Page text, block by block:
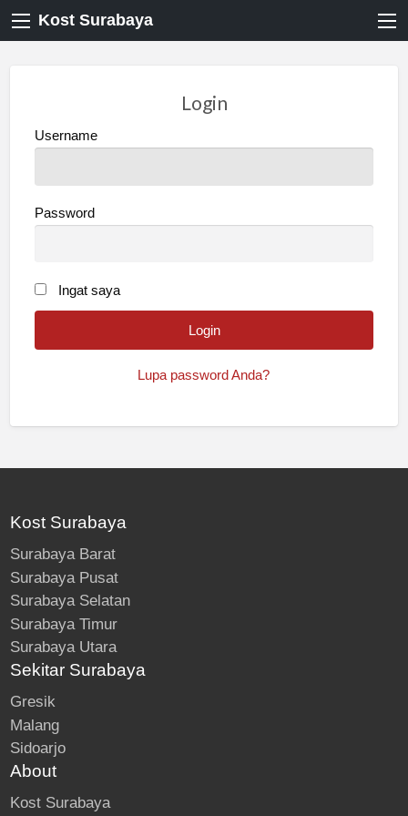
Kost Surabaya
Login
Username
Password
Ingat saya
Lupa password Anda?
Kost Surabaya
Surabaya Barat
Surabaya Pusat
Surabaya Selatan
Surabaya Timur
Surabaya Utara
Sekitar Surabaya
Gresik
Malang
Sidoarjo
About
Kost Surabaya